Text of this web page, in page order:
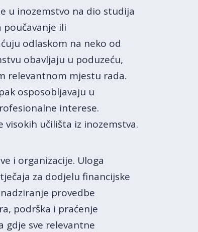
u inozemstvo na dio studija
poučavanje ili
odlaskom na neko od
obavljaju u poduzeću,
relevantnom mjestu rada.
osposobljavaju u
interese.
učilišta iz inozemstva.
i organizacije. Uloga
za dodjelu financijske
provedbe
podrška i praćenje
gdje sve relevantne